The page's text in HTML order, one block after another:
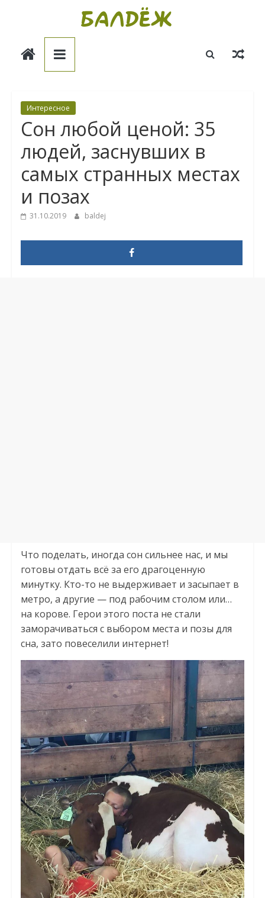
Балдёж
Интересное
Сон любой ценой: 35
людей, заснувших в
самых странных местах
и позах
31.10.2019 baldej
Что поделать, иногда сон сильнее нас, и мы
готовы отдать всё за его драгоценную
минутку. Кто-то не выдерживает и засыпает в
метро, а другие — под рабочим столом или…
на корове. Герои этого поста не стали
заморачиваться с выбором места и позы для
сна, зато повеселили интернет!